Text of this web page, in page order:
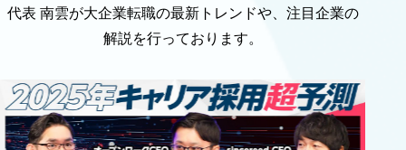
代表 南雲が大企業転職の最新トレンドや、注目企業の
解説を行っております。